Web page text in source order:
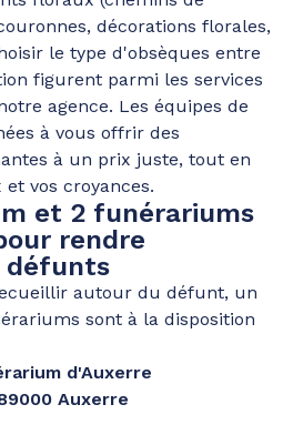
décorations florales,
le type d'obsèques entre
figurent parmi les services
agence. Les équipes de
à vous offrir des
à un prix juste, tout en
vos croyances.
et 2 funérariums
rendre
défunts
autour du défunt, un
sont à la disposition
d'Auxerre
Auxerre